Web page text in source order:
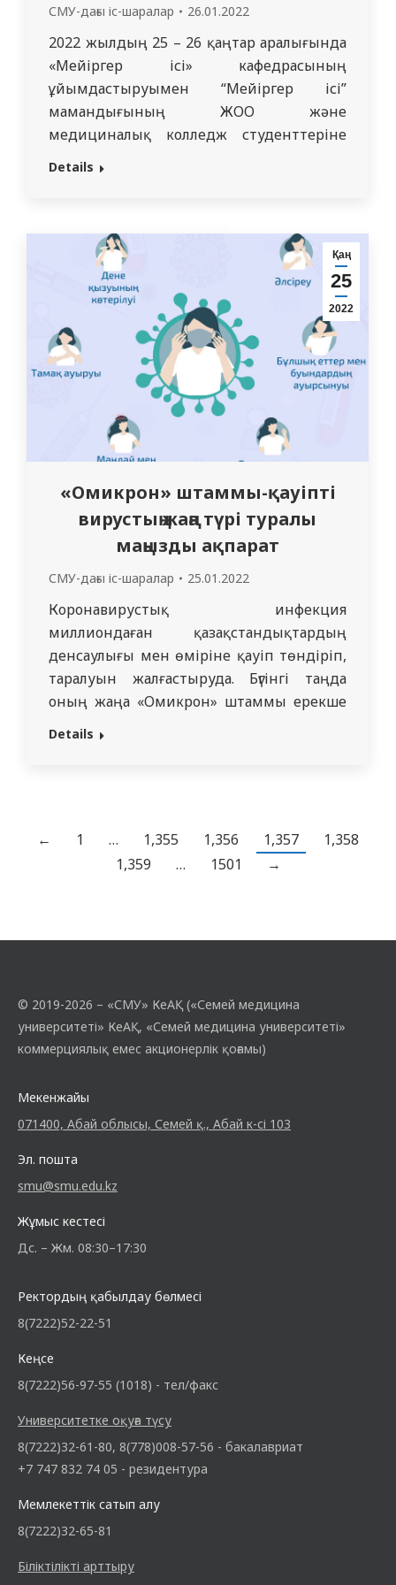
СМУ-дағы іс-шаралар 26.01.2022
2022 жылдың 25 – 26 қаңтар аралығында
«Мейіргер ісі» кафедрасының
ұйымдастыруымен “Мейіргер ісі”
мамандығының ЖОО және
медициналық колледж студенттеріне
ұсынылған «Инкурабельді пациенттерге
Медицина университетінің, Д.
Қалматаев атындағы жоғары
мемлекеттік медицина колледжінің,
Семей жоғарғы медициналық
колледжінің “Мейіргер ісі”
мамандығының студенттері қатысты.
Қысқы мектептің…
Details
Қаң
25
2022
«Омикрон» штаммы-қауіпті
вирустың жаңа түрі туралы
маңызды ақпарат
СМУ-дағы іс-шаралар 25.01.2022
Коронавирустық инфекция
миллиондаған қазақстандықтардың
денсаулығы мен өміріне қауіп төндіріп,
таралуын жалғастыруда. Бүгінгі таңда
оның жаңа «Омикрон» штаммы ерекше
қауіп төндіреді. Өзіңізді қауіпті
ұсынамыз.[vc_row source=”media_library”
image=”” img_size=”large”
image_hovers=”true” lazy_loading=”true”
rel_no_follow=””…
Details
← 1 … 1,355 1,356 1,357
1,358
1,359
… 1501 →
© 2019-2026 – «СМУ» КеАҚ («Семей медицина
университеті» КеАҚ, «Семей медицина университеті»
коммерциялық емес акционерлік қоғамы)
Мекенжайы
071400, Абай облысы, Семей қ., Абай к-сі 103
Эл. пошта
smu@smu.edu.kz
Жұмыс кестесі
Дс. – Жм. 08:30–17:30
Ректордың қабылдау бөлмесі
8(7222)52-22-51
Кеңсе
8(7222)56-97-55 (1018) - тел/факс
Университетке оқуға түсу
8(7222)32-61-80, 8(778)008-57-56 - бакалавриат
+7 747 832 74 05 - резидентура
Мемлекеттік сатып алу
8(7222)32-65-81
Біліктілікті арттыру